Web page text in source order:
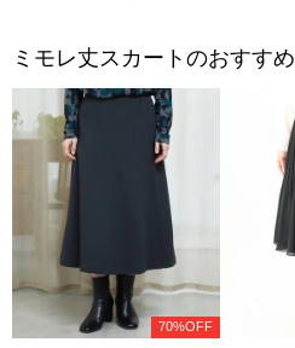
ミモレ丈スカートのおすすめ
70%OFF